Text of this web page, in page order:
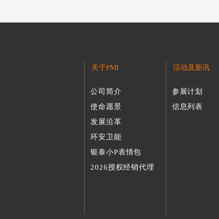
关于PMI
公司简介
使命愿景
发展沿革
环安卫能
银泰小P表情包
2026授权经销代理
活动及新讯
参展计划
信息列表